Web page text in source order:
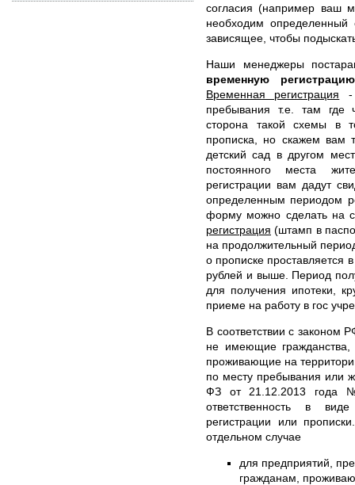
согласия (например ваш
необходим
зависящее, чтобы
Наши менеджеры
временную
Временная регистрация -
пребывания т.е. там где
сторона такой схемы в
прописка, но скажем вам
детский сад в другом
постоянного места
регистрации вам дадут
определенным периодом
форму можно сделать на
регистрация (штамп в
на продолжительный
о прописке проставляется
рублей и выше. Период
для получения ипотеки,
приеме на работу в гос
В соответствии с законом
не имеющие
проживающие на
по месту пребывания или
ФЗ от 21.12.2013 года
ответственность в
регистрации или
отдельном случае
для предприятий,
гражданам,